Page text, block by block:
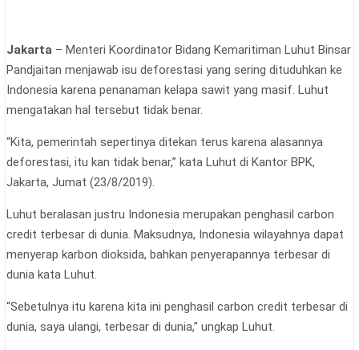
Jakarta – Menteri Koordinator Bidang Kemaritiman Luhut Binsar
Pandjaitan menjawab isu deforestasi yang sering dituduhkan ke
Indonesia karena penanaman kelapa sawit yang masif. Luhut
mengatakan hal tersebut tidak benar.
“Kita, pemerintah sepertinya ditekan terus karena alasannya
deforestasi, itu kan tidak benar,” kata Luhut di Kantor BPK,
Jakarta, Jumat (23/8/2019).
Luhut beralasan justru Indonesia merupakan penghasil carbon
credit terbesar di dunia. Maksudnya, Indonesia wilayahnya dapat
menyerap karbon dioksida, bahkan penyerapannya terbesar di
dunia kata Luhut.
“Sebetulnya itu karena kita ini penghasil carbon credit terbesar di
dunia, saya ulangi, terbesar di dunia,” ungkap Luhut.